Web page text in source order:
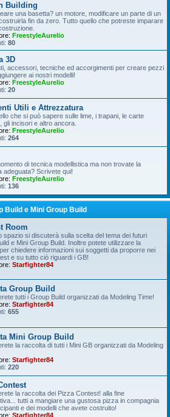
Building
una basetta? un motore, modificare un parte di un
fin da zero. Tutto quello che potreste imparare
FreestyleAurelio
80
3D
accessori, tecniche ed accorgimenti per creare pezzi
ai nostri modelli!
FreestyleAurelio
20
Utili e Attrezzatura
che si può sapere sulle lime, i trapani, le carte
gli incisori e altro ancora.
FreestyleAurelio
264
di tecnica modellistica ma non trovate la
adeguata? Scrivete qui!
FreestyleAurelio
136
Build e Mini Group Build
Room
spazio si discuterà sulla scelta del tema dei futuri
e Mini Group Build. Inoltre potete utilizzare la
chiedere informazioni sui soggetti da proporre nei
e su tutto ciò riguardi i GB!
Starfighter84
Group Build
tutti i Group Build organizzati da Modeling Time!
Starfighter84
655
Mini Group Build
la raccolta di tutti i Mini GB organizzati da Modeling
Starfighter84
220
la raccolta dei Pizza Contest! alla fine
tutti a mangiare una gustosa pizza in compagnia
e dei modelli che avete costruito!
Starfighter84